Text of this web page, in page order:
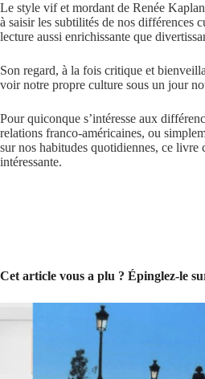
Le style vif et mordant de Renée
à saisir les subtilités de nos différences
lecture aussi enrichissante que
Son regard, à la fois critique et
voir notre propre culture sous un jour
Pour quiconque s’intéresse aux
relations franco-américaines, ou
sur nos habitudes quotidiennes, ce livre
intéressante.
Cet article vous a plu ? Épinglez-le